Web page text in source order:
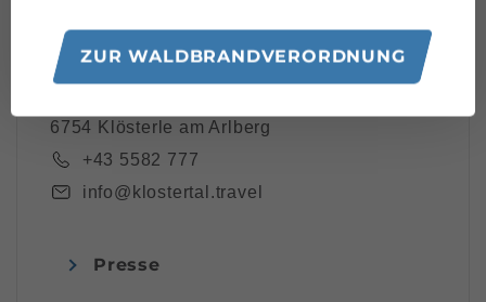
Klostertal Tourismus
6754 Klösterle am Arlberg
+43 5582 777
info@klostertal.travel
Presse
ZUR WALDBRANDVERORDNUNG